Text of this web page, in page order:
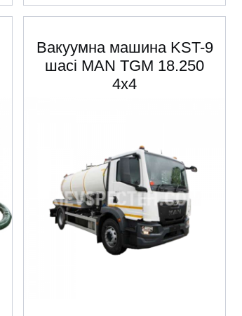
Вакуумна машина KST-9
шасі MAN TGM 18.250
4x4